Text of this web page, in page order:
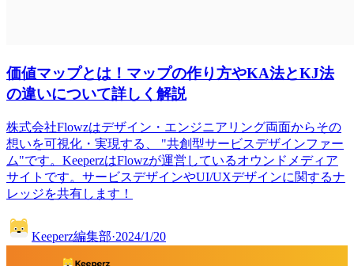
価値マップとは！マップの作り方やKA法とKJ法
の違いについて詳しく解説
株式会社Flowzはデザイン・エンジニアリング両面からその
想いを可視化・実現する、 "共創型サービスデザインファー
ム"です。KeeperzはFlowzが運営しているオウンドメディア
サイトです。サービスデザインやUI/UXデザインに関するナ
レッジを共有します！
Keeperz編集部·2024/1/20